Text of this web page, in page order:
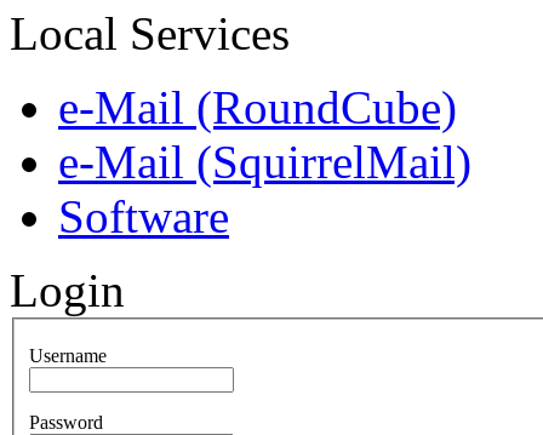
Local Services
e-Mail (RoundCube)
e-Mail (SquirrelMail)
Software
Login
Username
Password